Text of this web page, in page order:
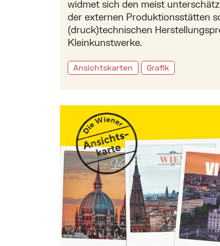
widmet sich den meist
der externen Produktionsstätten
(druck)technischen
Kleinkunstwerke.
Ansichtskarten Grafik
Mehr zu: Die neue Ansichtskarte auf